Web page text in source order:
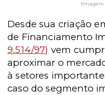
Desde sua criação
de Financiamento
9.514/97) vem
aproximar o
à setores
caso do segmento